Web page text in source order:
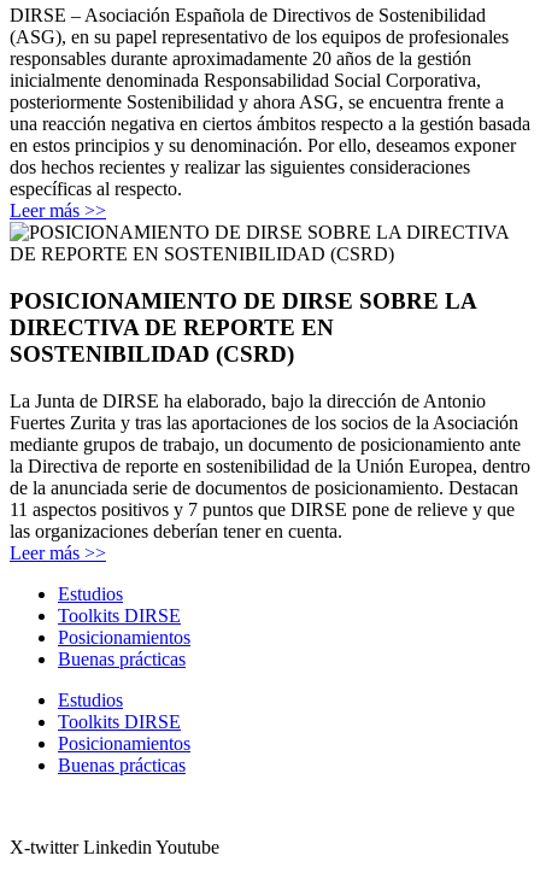
DIRSE – Asociación Española de Directivos de Sostenibilidad
(ASG), en su papel representativo de los equipos de profesionales
responsables durante aproximadamente 20 años de la gestión
inicialmente denominada Responsabilidad Social Corporativa,
posteriormente Sostenibilidad y ahora ASG, se encuentra frente a
una reacción negativa en ciertos ámbitos respecto a la gestión basada
en estos principios y su denominación. Por ello, deseamos exponer
dos hechos recientes y realizar las siguientes consideraciones
específicas al respecto.
Leer más >>
POSICIONAMIENTO DE DIRSE SOBRE LA
DIRECTIVA DE REPORTE EN
SOSTENIBILIDAD (CSRD)
La Junta de DIRSE ha elaborado, bajo la dirección de Antonio
Fuertes Zurita y tras las aportaciones de los socios de la Asociación
mediante grupos de trabajo, un documento de posicionamiento ante
la Directiva de reporte en sostenibilidad de la Unión Europea, dentro
de la anunciada serie de documentos de posicionamiento. Destacan
11 aspectos positivos y 7 puntos que DIRSE pone de relieve y que
las organizaciones deberían tener en cuenta.
Leer más >>
Estudios
Toolkits DIRSE
Posicionamientos
Buenas prácticas
Estudios
Toolkits DIRSE
Posicionamientos
Buenas prácticas
X-twitter Linkedin Youtube